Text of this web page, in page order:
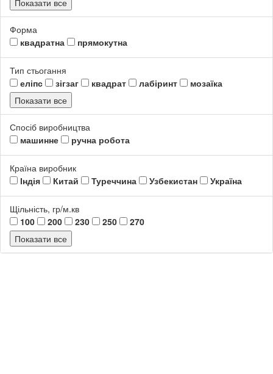
Форма
квадратна
прямокутна
Тип стьогання
еліпс
зігзаг квадрат лабіринт
мозаїка
Показати все
Спосіб виробництва
машинне
ручна робота
Країна виробник
Індія
Китай Туреччина Узбекистан Україна
Щільність, гр/м.кв
100
200 230 250
270
Показати все